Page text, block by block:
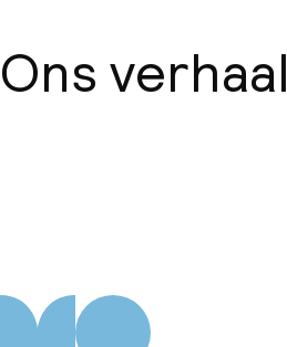
Ons verhaal